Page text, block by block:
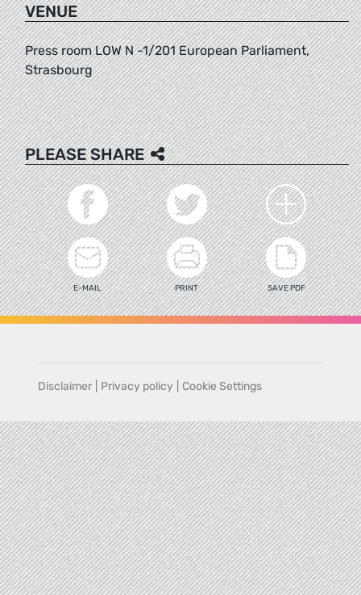
VENUE
Press room LOW N -1/201 European Parliament,
Strasbourg
PLEASE SHARE
E-MAIL PRINT SAVE PDF
Disclaimer Privacy policy Cookie Settings